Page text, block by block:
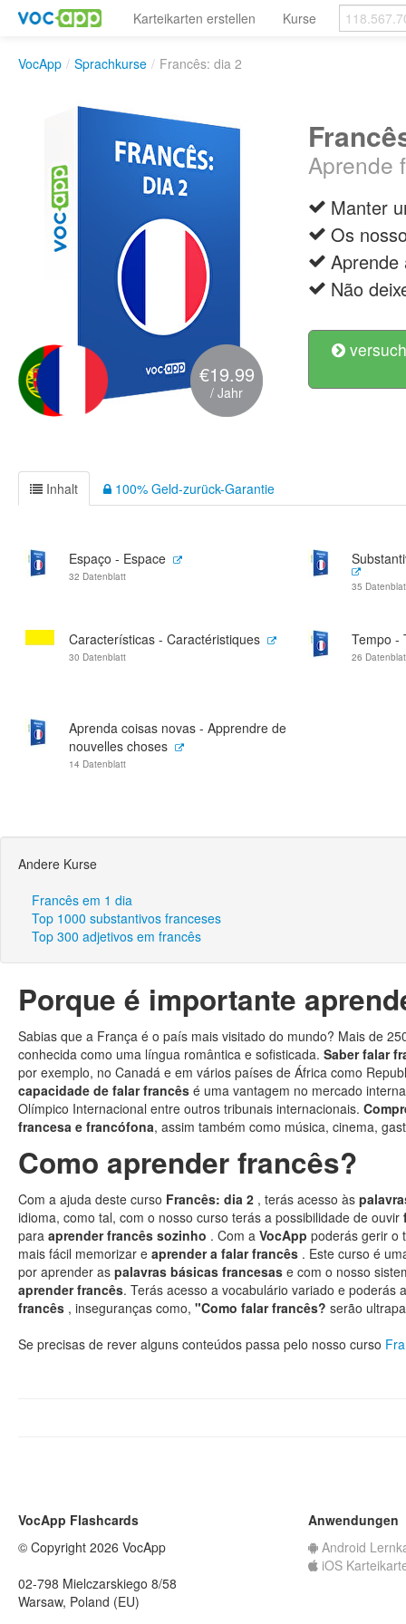
Karteikarten erstellen Kurse
VocApp / Sprachkurse / Francês: dia 2
€19.99
/ Jahr
Aprende
Manter
Os
Aprende
Não
Inhalt 100% Geld-zurück-Garantie
Espaço - Espace
32 Datenblatt
35
Características - Caractéristiques
30 Datenblatt
Tempo -
26
Aprenda coisas novas - Apprendre de
nouvelles choses
14 Datenblatt
Andere Kurse
Francês em 1 dia
Top 1000 substantivos franceses
Top 300 adjetivos em francês
Porque é importante
Sabias que a França é o país mais visitado do mundo? Mais de
conhecida como uma língua romântica e sofisticada. Saber falar
por exemplo, no Canadá e em vários países de África como
capacidade de falar francês é uma vantagem no mercado
Olímpico Internacional entre outros tribunais internacionais.
francesa e francófona, assim também como música, cinema,
Como aprender francês?
Com a ajuda deste curso Francês: dia 2 , terás acesso às
idioma, como tal, com o nosso curso terás a possibilidade de ouvir
para aprender francês sozinho . Com a VocApp poderás gerir o
mais fácil memorizar e aprender a falar francês . Este curso é
por aprender as palavras básicas francesas e com o nosso
aprender francês. Terás acesso a vocabulário variado e poderás
francês , inseguranças como, "Como falar francês? serão
Se precisas de rever alguns conteúdos passa pelo nosso curso
VocApp Flashcards
© Copyright 2026 VocApp
02-798 Mielczarskiego 8/58
Warsaw, Poland (EU)
Anwendungen
Android
iOS